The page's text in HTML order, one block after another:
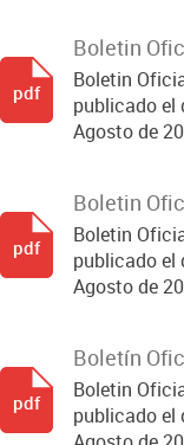
Boletin
Boletin
publicado el
Agosto de
pdf
Boletin
Boletin
publicado el
Agosto de
pdf
Boletín
Boletin
publicado el
pdf